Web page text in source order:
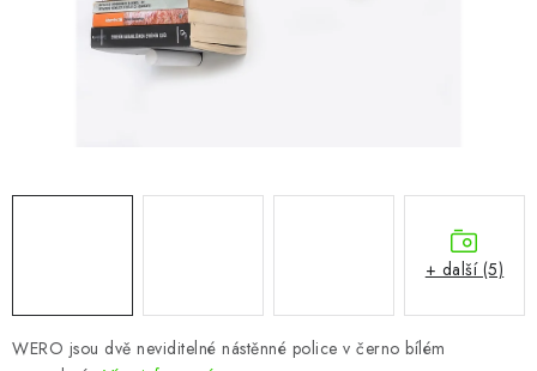
CHOVATELSKÉ POTŘEBY
VÝPRODEJ
WERO jsou dvě neviditelné nástěnné police v černo bílém
+ další (5)